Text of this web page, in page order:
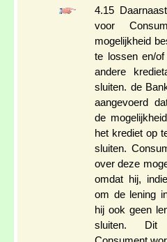
4.15
voor
mogelijkheid
te lossen en/
andere
sluiten. de
aangevoerd
de
het krediet op
sluiten.
over deze
omdat hij,
om de lening
hij ook geen
sluiten. Dit